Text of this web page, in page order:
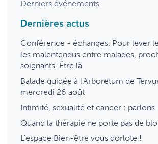
Derniers événements
Dernières actus
Conférence - échanges. Pour lever
les malentendus entre malades,
soignants. Être là
Balade guidée à l'Arboretum de
mercredi 26 août
Intimité, sexualité et cancer :
Quand la thérapie ne porte pas de
L'espace Bien-être vous dorlote !